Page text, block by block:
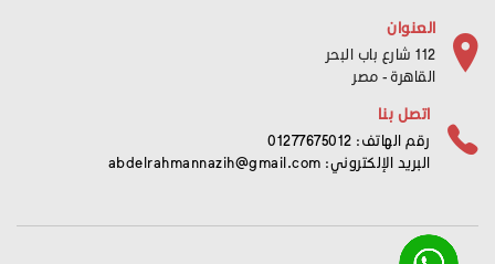
العنوان
112 شارع باب البحر
القاهرة - مصر
اتصل بنا
رقم الهاتف: 01277675012
البريد الإلكتروني: abdelrahmannazih@gmail.com